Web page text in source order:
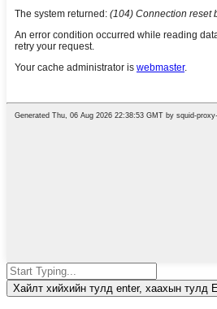
Хайлт хийхийн тулд enter, хаахын тулд